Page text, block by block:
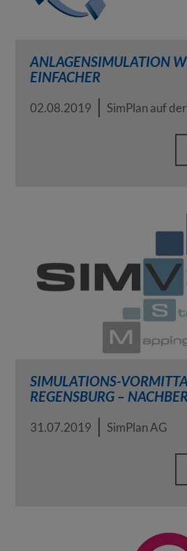
ANLAGENSIMULATION
EINFACHER
02.08.2019 SimPlan auf
SIMULATIONS-
REGENSBURG –
31.07.2019 SimPlan AG